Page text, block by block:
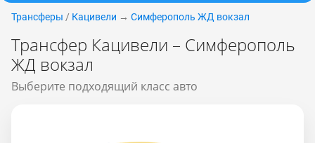
Трансферы / Кацивели → Симферополь ЖД вокзал
Трансфер Кацивели – Симферополь
ЖД вокзал
Выберите подходящий класс авто